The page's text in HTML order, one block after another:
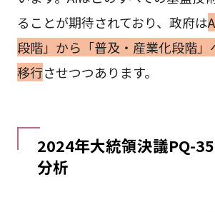
ることが期待されており、政府は
段階」から「普及・産業化段階」
移行させつつあります。
2024年大統領決議PQ-
分析